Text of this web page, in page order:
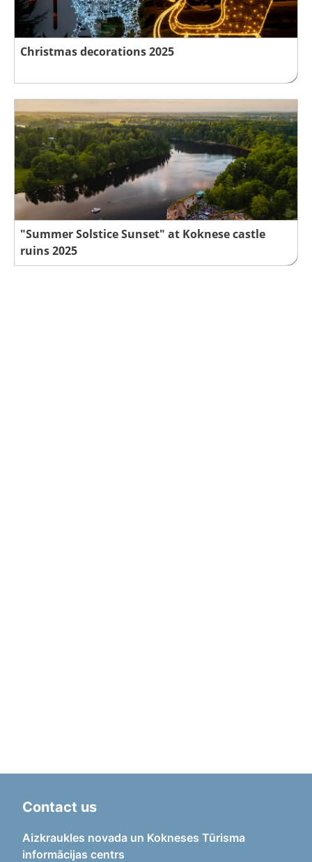
Christmas decorations 2025
"Summer Solstice Sunset" at Koknese castle
ruins 2025
Contact us
Aizkraukles novada un Kokneses Tūrisma
informācijas centrs